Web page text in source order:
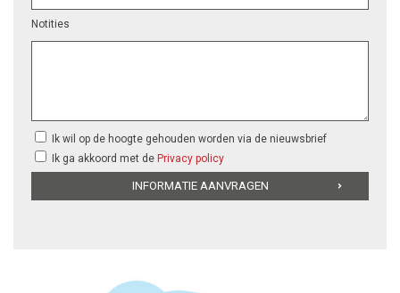
Notities
Ik wil op de hoogte gehouden worden via de nieuwsbrief
Ik ga akkoord met de Privacy policy